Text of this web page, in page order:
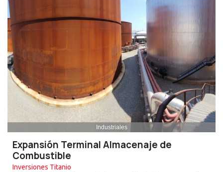
Industriales
Expansión Terminal Almacenaje de
Combustible
Inversiones Titanio